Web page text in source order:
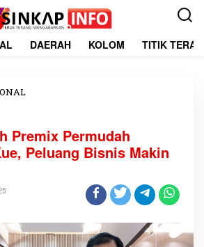
DAERAH KOLOM TITIK
v
a
s
a
h
Premix Permudah
Peluang Bisnis Makin